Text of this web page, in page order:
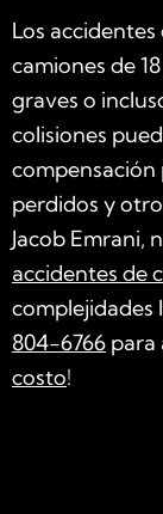
Los
camiones de
graves o
colisiones
compensación
perdidos y
Jacob Emrani,
accidentes de
complejidades
804-6766 para
costo!